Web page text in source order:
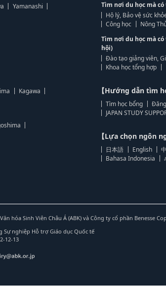
Yamanashi
Kagawa
Tìm nơi du học mà
Hộ lý, Bảo vệ sức
Công học
Nông
Tìm nơi du học mà
hội)
Đào tạo giảng viên,
Khoa học tổng hợp
【Hướng dẫn tìm
Tìm học bổng
JAPAN STUDY
【Lựa chọn ngôn
日本語 English
Bahasa Indonesia
hóa Sinh Viên Châu Á (ABK) và Công ty cổ phần Benesse
Sự nghiệp Hỗ trợ Giáo dục Quốc tế
12-13